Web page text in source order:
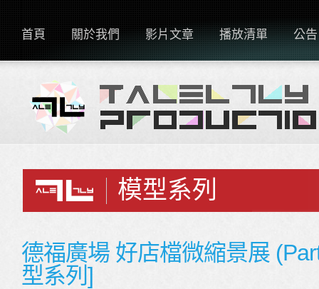
首頁 關於我們 影片文章 播放清單 公告
模型系列
德福廣場 好店檔微縮景展
型系列]